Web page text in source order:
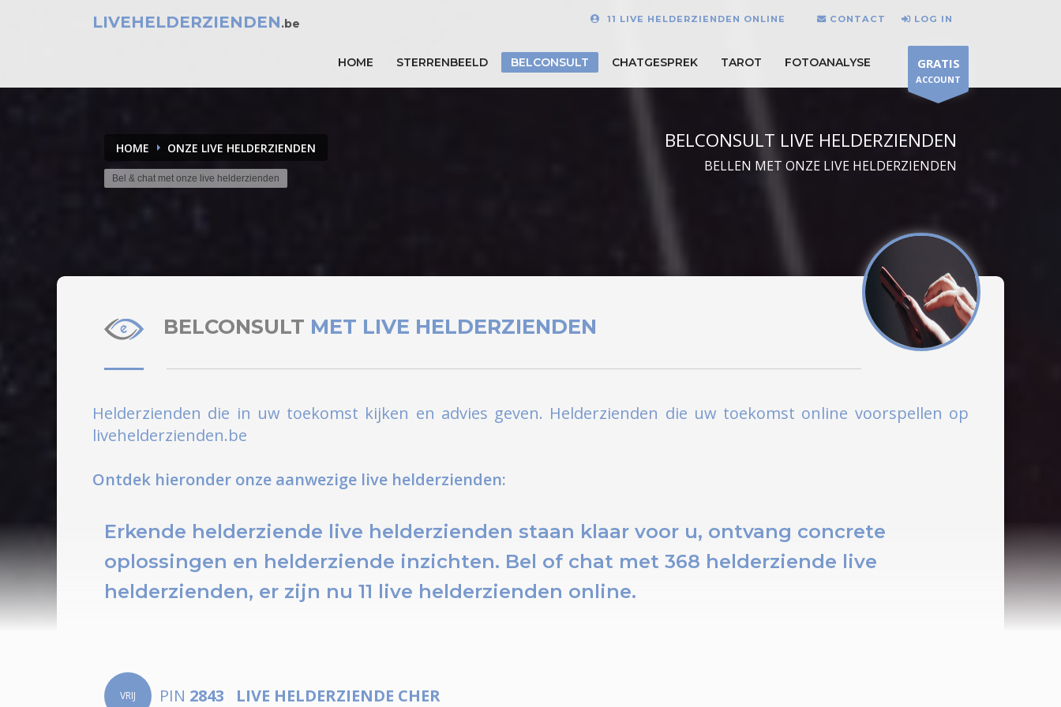
LIVEHELDERZIENDEN.be 11 LIVE HELDERZIENDEN ONLINE CONTACT LOG IN
HOME STERRENBEELD BELCONSULT CHATGESPREK TAROT FOTOANALYSE GRATIS
ACCOUNT
HOME ONZE LIVE HELDERZIENDEN
Bel & chat met onze live helderzienden
BELCONSULT LIVE HELDERZIENDEN
BELLEN MET ONZE LIVE HELDERZIENDEN
BELCONSULT MET LIVE HELDERZIENDEN
Helderzienden die in uw toekomst kijken en advies geven. Helderzienden die uw toekomst online voorspellen op
livehelderzienden.be
Ontdek hieronder onze aanwezige live helderzienden:
Erkende helderziende live helderzienden staan klaar voor u, ontvang concrete
oplossingen en helderziende inzichten. Bel of chat met 368 helderziende live
helderzienden, er zijn nu 11 live helderzienden online.
VRIJ PIN 2843 LIVE HELDERZIENDE CHER